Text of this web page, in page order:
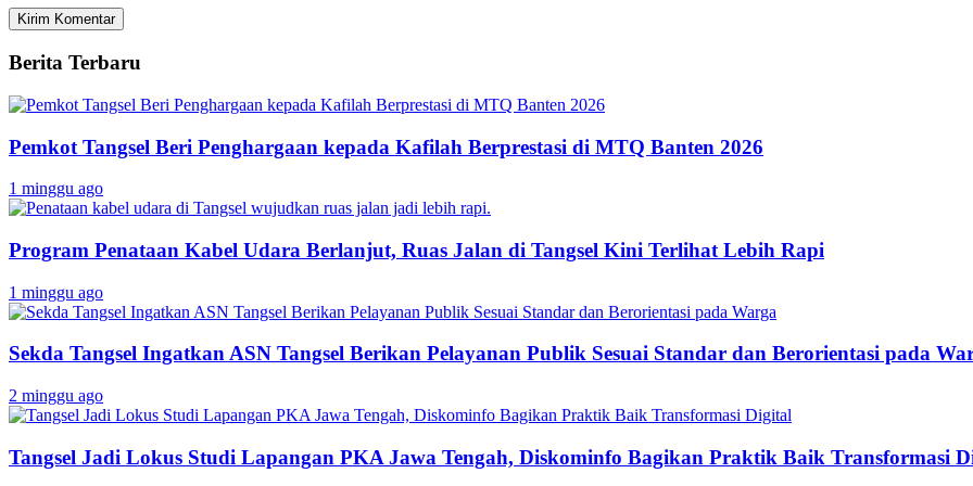
Berita Terbaru
Pemkot Tangsel Beri Penghargaan kepada Kafilah Berprestasi di MTQ Banten 2026
1 minggu ago
Program Penataan Kabel Udara Berlanjut, Ruas Jalan di Tangsel Kini Terlihat Lebih Rapi
1 minggu ago
Sekda Tangsel Ingatkan ASN Tangsel Berikan Pelayanan Publik Sesuai Standar dan Berorientasi pada
2 minggu ago
Tangsel Jadi Lokus Studi Lapangan PKA Jawa Tengah, Diskominfo Bagikan Praktik Baik Transformasi